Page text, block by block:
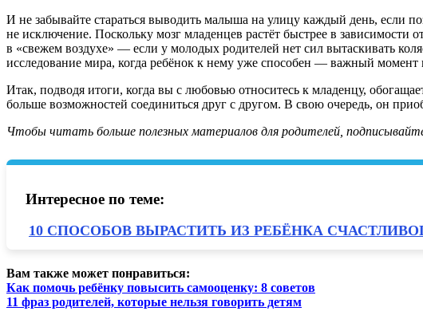
И не забывайте стараться выводить малыша на улицу каждый день, если
не исключение. Поскольку мозг младенцев растёт быстрее в
в «свежем воздухе» — если у молодых родителей нет сил вытаскивать
исследование мира, когда ребёнок к нему уже способен — важный момент
Итак, подводя итоги, когда вы с любовью относитесь к младенцу,
больше возможностей соединиться друг с другом. В свою очередь, он
Чтобы читать больше полезных материалов для родителей,
Интересное по теме:
10 СПОСОБОВ ВЫРАСТИТЬ ИЗ РЕБЁНКА
Вам также может понравиться:
Как помочь ребёнку повысить самооценку: 8 советов
11 фраз родителей, которые нельзя говорить детям